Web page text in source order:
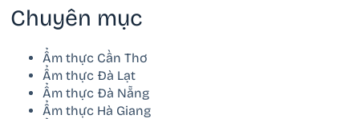
Chuyên mục
Ẩm thực Cần Thơ
Ẩm thực Đà Lạt
Ẩm thực Đà Nẵng
Ẩm thực Hà Giang